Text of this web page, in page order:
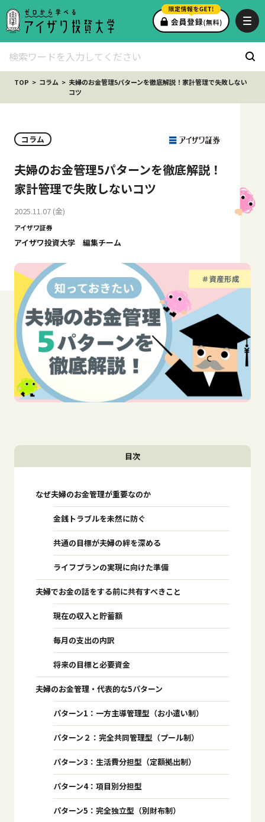
TOP コラム
夫婦のお金管理5パターンを徹底解説！家計管理で失敗しない
コツ
コラム
夫婦のお金管理5パターンを徹底解説！
家計管理で失敗しないコツ
2025.11.07 (金)
アイザワ証券
アイザワ投資大学 編集チーム
目次
なぜ夫婦のお金管理が重要なのか
金銭トラブルを未然に防ぐ
共通の目標が夫婦の絆を深める
ライフプランの実現に向けた準備
夫婦でお金の話をする前に共有すべきこと
現在の収入と貯蓄額
毎月の支出の内訳
将来の目標と必要資金
夫婦のお金管理・代表的な5パターン
パターン1：一方主導管理型（お小遣い制）
パターン２：完全共同管理型（プール制）
パターン3：生活費分担型（定額拠出制）
パターン4：項目別分担型
パターン5：完全独立型（別財布制）